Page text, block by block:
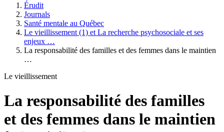
Érudit
Journals
Santé mentale au Québec
Le vieillissement (1) et La recherche psychosociale et ses
enjeux …
La responsabilité des familles et des femmes dans le maintien
…
Le vieillissement
La responsabilité des familles
et des femmes dans le maintien